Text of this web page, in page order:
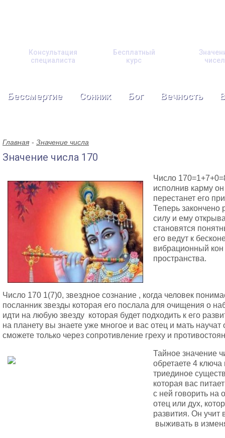
Консультация
специалиста
Бесплатный
курс
чисел
Бессмертие Сонник Бог Вечность
Главная Значение числа
Значение числа 170
Число
исполнив карму
перестанет его
Теперь закончено
силу и ему
становятся
его ведут к
вибрационный
пространства.
Число 170 1(7)0, звездное сознание , когда человек
посланник звезды которая его послала для очищения о
идти на любую звезду которая будет подходить к его
на планету вы знаете уже многое и вас отец и мать
сможете только через сопротивление греху и
Тайное значение
обретаете 4
триединое
которая вас
с ней говорить на
отец или дух,
развития. Он учит
выживать в